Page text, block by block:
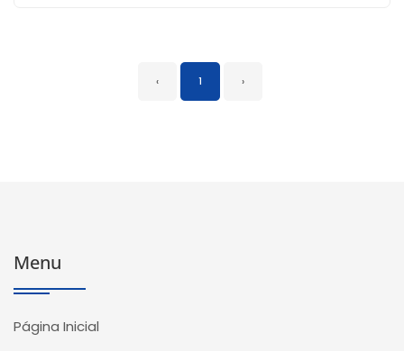
‹ 1 ›
Menu
Página Inicial